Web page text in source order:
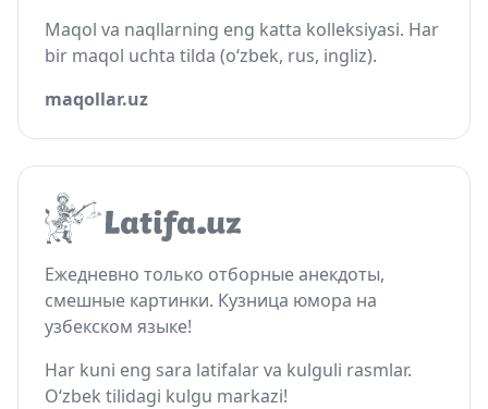
Maqol va naqllarning eng katta kolleksiyasi. Har
bir maqol uchta tilda (o‘zbek, rus, ingliz).
maqollar.uz
Ежедневно только отборные анекдоты,
смешные картинки. Кузница юмора на
узбекском языке!
Har kuni eng sara latifalar va kulguli rasmlar.
O‘zbek tilidagi kulgu markazi!